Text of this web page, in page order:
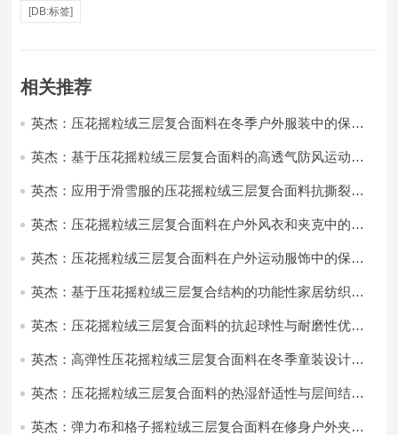
[DB:标签]
相关推荐
英杰：压花摇粒绒三层复合面料在冬季户外服装中的保暖
英杰：基于压花摇粒绒三层复合面料的高透气防风运动服
英杰：应用于滑雪服的压花摇粒绒三层复合面料抗撕裂与
英杰：压花摇粒绒三层复合面料在户外风衣和夹克中的应
英杰：压花摇粒绒三层复合面料在户外运动服饰中的保暖
英杰：基于压花摇粒绒三层复合结构的功能性家居纺织品
英杰：压花摇粒绒三层复合面料的抗起球性与耐磨性优化
英杰：高弹性压花摇粒绒三层复合面料在冬季童装设计中
英杰：压花摇粒绒三层复合面料的热湿舒适性与层间结合
英杰：弹力布和格子摇粒绒三层复合面料在修身户外夹克